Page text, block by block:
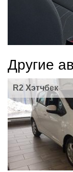
Другие
R2 Хэтчбек